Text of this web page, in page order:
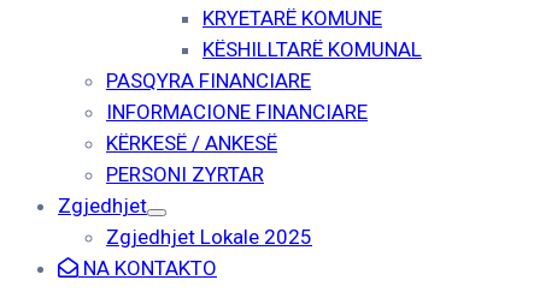
KRYETARË KOMUNE
KËSHILLTARË KOMUNAL
PASQYRA FINANCIARE
INFORMACIONE FINANCIARE
KËRKESË / ANKESË
PERSONI ZYRTAR
Zgjedhjet
Zgjedhjet Lokale 2025
NA KONTAKTO